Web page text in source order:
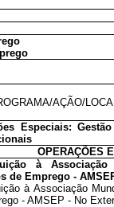
AÇÃO/
Especiais:
OPERAÇÕES
à
de Emprego -
à Associação
- AMSEP - No